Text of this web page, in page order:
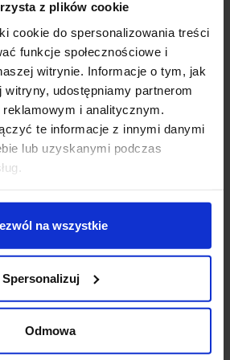
z plików cookie
cookie do spersonalizowania treści
funkcje społecznościowe i
witrynie. Informacje o tym, jak
udostępniamy partnerom
i analitycznym.
te informacje z innymi danymi
lub uzyskanymi podczas
na wszystkie
Spersonalizuj
Odmowa